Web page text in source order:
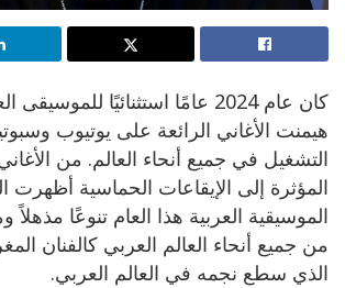
كان عام 2024 عامًا استثنائيًا
هيمنت الأغاني الرائعة على يوتيوب
التشغيل في جميع أنحاء العالم. من
المؤثرة إلى الإيقاعات الحماسية أظهرت
الموسيقية العربية هذا العام تنوعًا
من جميع أنحاء العالم العربي كالفنان
الذي سطع نجمه في العالم العربي.